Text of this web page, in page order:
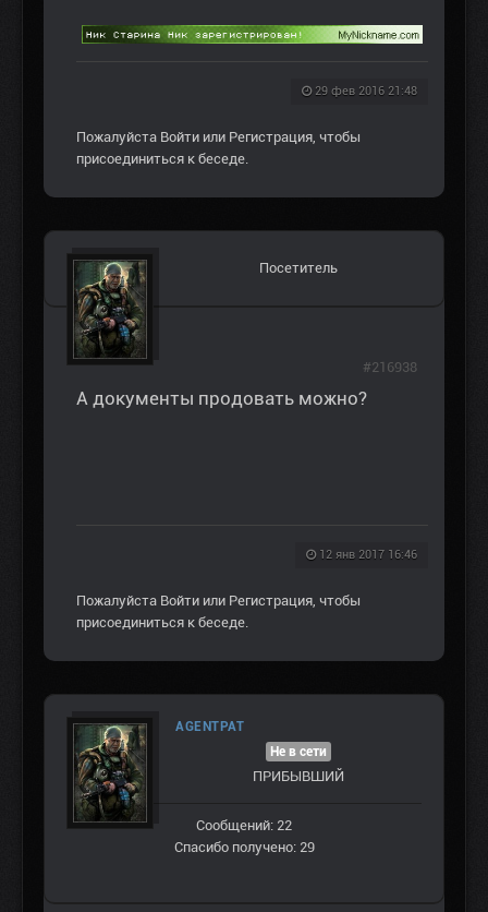
29 фев 2016 21:48
Пожалуйста Войти или Регистрация, чтобы
присоединиться к беседе.
Посетитель
А документы продовать можно?
12 янв 2017 16:46
#216938
Пожалуйста Войти или Регистрация, чтобы
присоединиться к беседе.
AGENTPAT
Не в сети
ПРИБЫВШИЙ
Сообщений: 22
Спасибо получено: 29